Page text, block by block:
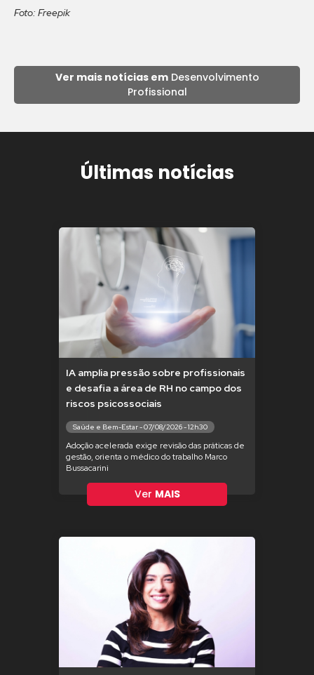
Foto: Freepik
Ver mais notícias emDesenvolvimento
Profissional
Últimas notícias
IA amplia pressão sobre profissionais
e desafia a área de RH no campo dos
riscos psicossociais
Saúde e Bem-Estar - 07/08/2026 - 12h30
Adoção acelerada exige revisão das práticas de
gestão, orienta o médico do trabalho Marco
Bussacarini
Ver MAIS